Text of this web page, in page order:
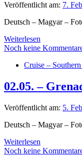
Veröffentlicht am: 7.
Deutsch – Magyar –
Weiterlesen
Noch keine
Cruise –
02.05. –
Veröffentlicht am: 5.
Deutsch – Magyar –
Weiterlesen
Noch keine